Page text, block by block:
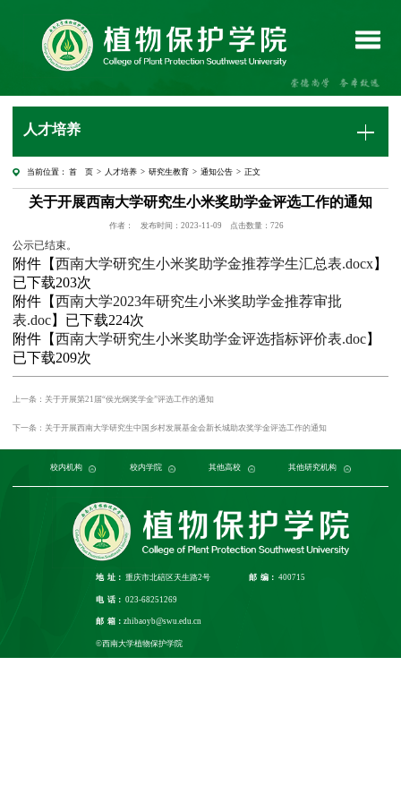
人才培养
当前位置： 首 页 > 人才培养 >研究生教育 >通知公告 > 正文
关于开展西南大学研究生小米奖助学金评选工作的通知
作者： 发布时间：2023-11-09 点击数量： 726
公示已结束。
附件【西南大学研究生小米奖助学金推荐学生汇总表.docx】
已下载203次
附件【西南大学2023年研究生小米奖助学金推荐审批
表.doc】已下载224次
附件【西南大学研究生小米奖助学金评选指标评价表.doc】
已下载209次
上一条：关于开展第21届“侯光炯奖学金”评选工作的通知
下一条：关于开展西南大学研究生中国乡村发展基金会新长城助农奖学金评选工作的通知
校内机构
党委组织部 党委宣传部 发展规划与学科建设部 人力资源部 本科生院 研究生院 科学技术发展研究院
校内学院
农学与生物科技学院 园艺园林学院 生命科学学院 生物技术学院 资源环境学院
其他高校
中国农业大学 浙江大学 西北农林科技大学 南京农业大学 华中农业大学 华南农业大学 山西农业大学
其他研究机构
中国农业科学院植物保护研究所 中国科学院植物研究所 中国科学院 中国农业科学院 重庆市农业科学院
地 址： 重庆市北碚区天生路2号 邮 编： 400715
电 话： 023-68251269
邮 箱：zhibaoyb@swu.edu.cn
©西南大学植物保护学院